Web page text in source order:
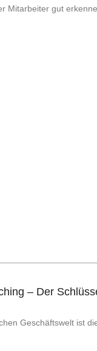
Mitarbeiter gut
– Der
Geschäftswelt ist